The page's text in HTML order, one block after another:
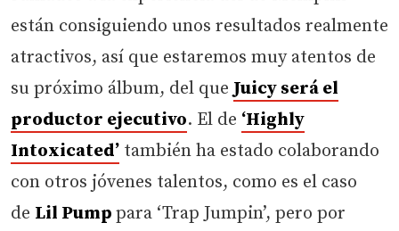
están consiguiendo unos resultados realmente
atractivos, así que estaremos muy atentos de
su próximo álbum, del queJuicy será el
productor ejecutivo. El de ‘Highly
Intoxicated’ también ha estado colaborando
con otros jóvenes talentos, como es el caso
de Lil Pump para ‘Trap Jumpin’, pero por